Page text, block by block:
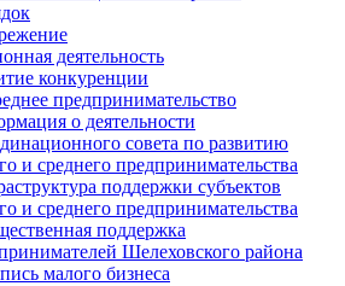
деятельность
конкуренции
предпринимательство
о деятельности
совета по развитию
и среднего предпринимательства
поддержки субъектов
и среднего предпринимательства
поддержка
Шелеховского района
малого бизнеса